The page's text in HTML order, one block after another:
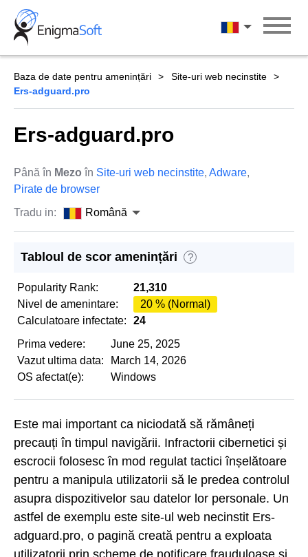
Skip
content
Română
Baza de date pentru amenințări
Site-uri web necinstite
Ers-adguard.pro
Ers-adguard.pro
Până în Mezo în Site-uri web necinstite, Adware,
Pirate de browser
Tradu in:
Română
Tabloul de scor amenințări ?
Popularity Rank:
21,310
Nivel de amenintare:
20 % (Normal)
Calculatoare infectate:
24
Prima vedere:
June 25, 2025
Vazut ultima data:
March 14, 2026
OS afectat(e):
Windows
Este mai important ca niciodată să rămâneți
precauți în timpul navigării. Infractorii cibernetici și
escrocii folosesc în mod regulat tactici înșelătoare
pentru a manipula utilizatorii să le predea controlul
asupra dispozitivelor sau datelor lor personale. Un
astfel de exemplu este site-ul web necinstit Ers-
adguard.pro, o pagină creată pentru a exploata
utilizatorii prin scheme de notificare frauduloase și